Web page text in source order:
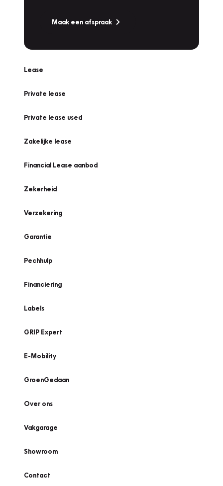
Maak een afspraak
Lease
Private lease
Private lease used
Zakelijke lease
Financial Lease aanbod
Zekerheid
Verzekering
Garantie
Pechhulp
Financiering
Labels
GRIP Expert
E-Mobility
GroenGedaan
Over ons
Vakgarage
Showroom
Contact